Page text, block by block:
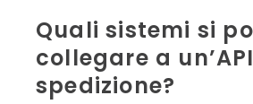
Quali sistemi si
collegare a
spedizione?